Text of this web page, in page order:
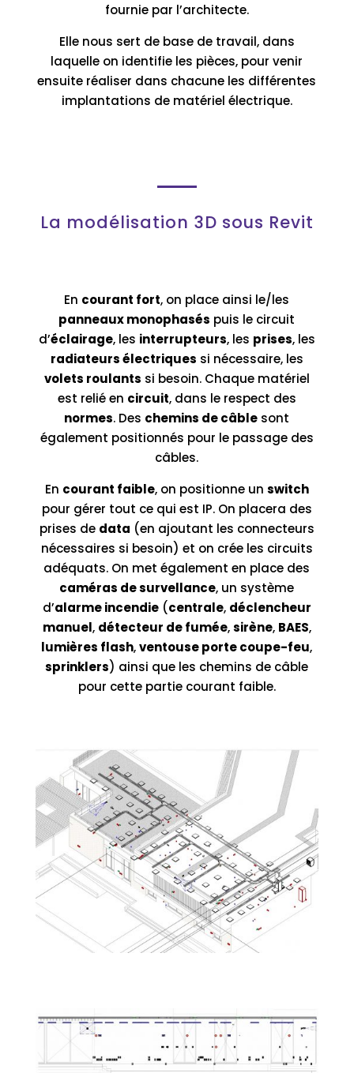
fournie par l’architecte.
Elle nous sert de base de travail, dans
laquelle on identifie les pièces, pour venir
ensuite réaliser dans chacune les différentes
implantations de matériel électrique.
La modélisation 3D sous Revit
En courant fort, on place ainsi le/les
panneaux monophasés puis le circuit
d’éclairage, les interrupteurs, les prises, les
radiateurs électriques si nécessaire, les
volets roulants si besoin. Chaque matériel
est relié en circuit, dans le respect des
normes. Des chemins de câble sont
également positionnés pour le passage des
câbles.
En courant faible, on positionne un switch
pour gérer tout ce qui est IP. On placera des
prises de data (en ajoutant les connecteurs
nécessaires si besoin) et on crée les circuits
adéquats. On met également en place des
caméras de survellance, un système
d’alarme incendie(centrale, déclencheur
manuel, détecteur de fumée,sirène, BAES,
lumières flash,ventouse porte coupe-feu,
sprinklers) ainsi que les chemins de câble
pour cette partie courant faible.